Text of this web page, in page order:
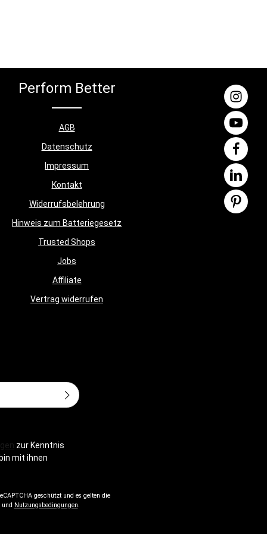
Perform Better
AGB
Datenschutz
Impressum
Kontakt
Widerrufsbelehrung
Hinweis zum Batteriegesetz
Trusted Shops
Jobs
Affiliate
Vertrag widerrufen
zur Kenntnis
mit ihnen
geschützt und es gelten die
und Nutzungsbedingungen